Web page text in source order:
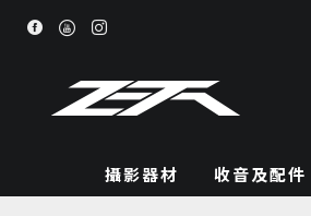
攝影器材 收音及配件